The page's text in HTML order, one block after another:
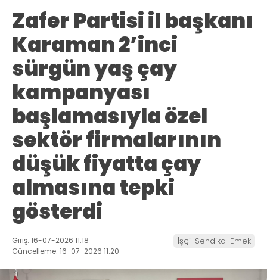
Zafer Partisi il başkanı
Karaman 2’inci
sürgün yaş çay
kampanyası
başlamasıyla özel
sektör firmalarının
düşük fiyatta çay
almasına tepki
gösterdi
Giriş: 16-07-2026 11:18
Güncelleme: 16-07-2026 11:20
İşçi-Sendika-Emek